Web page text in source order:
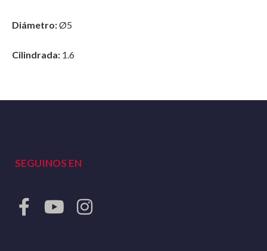
Diámetro:Ø5
Cilindrada: 1.6
SEGUINOS EN